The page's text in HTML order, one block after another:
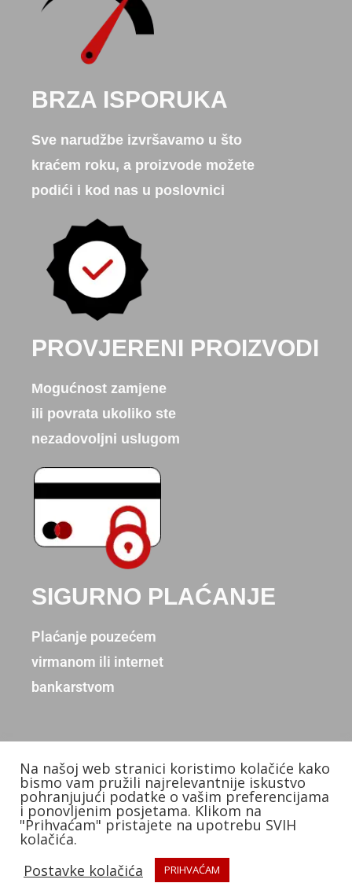
BRZA ISPORUKA
Sve narudžbe izvršavamo u što
kraćem roku, a proizvode možete
podići i kod nas u poslovnici
PROVJERENI PROIZVODI
Mogućnost zamjene
ili povrata ukoliko ste
nezadovoljni uslugom
SIGURNO PLAĆANJE
Plaćanje pouzećem
virmanom ili internet
bankarstvom
Copyright © 2026. Donum d.o.o.
Izradio: KB Studios
Na našoj web stranici koristimo kolačiće kako
bismo vam pružili najrelevantnije iskustvo
pohranjujući podatke o vašim preferencijama
i ponovljenim posjetama. Klikom na
"Prihvaćam" pristajete na upotrebu SVIH
kolačića.
Postavke kolačića
PRIHVAĆAM